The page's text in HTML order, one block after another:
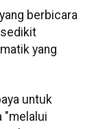
berbicara
yang
untuk
"melalui